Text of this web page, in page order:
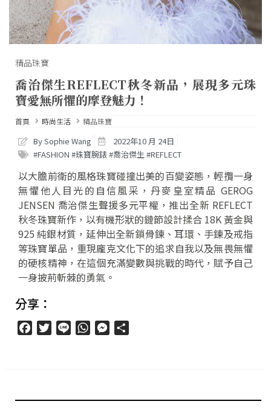
精品珠寶
喬治傑生REFLECT秋冬新品，展現多元珠
寶愛無所懼的摩登魅力！
首頁 時尚生活 精品珠寶
By Sophie Wang
2022年10 月 24日
#FASHION #珠寶腕錶 #喬治傑生 #REFLECT
以大膽前衛的風格珠寶碰撞出美的百變姿態，輕攬一身
無懼他人目光的自信風采，丹麥皇室精品 GEROG
JENSEN 喬治傑生聲援多元平權，推出全新 REFLECT
秋冬珠寶新作，以有機形狀的鏈節設計揉合 18K 黃金與
925 純銀材質，延伸出全新鎖骨鍊、耳環、手鍊及戒指
等珠寶單品，重現龐克文化下的追求自我以及無畏無懼
的硬核精神，在這個充滿變數與挑戰的時代，賦予自己
一身披荊斬棘的勇氣。
分享：
FacebookTwitter
Line WhatsAppMessenger